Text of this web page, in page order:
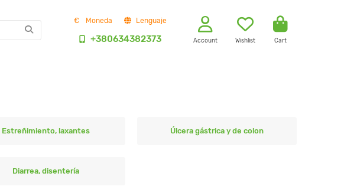
€ Moneda Lenguaje
+380634382373 Account Wishlist Cart
Estreñimiento, laxantes Úlcera gástrica y de colon
Diarrea, disentería